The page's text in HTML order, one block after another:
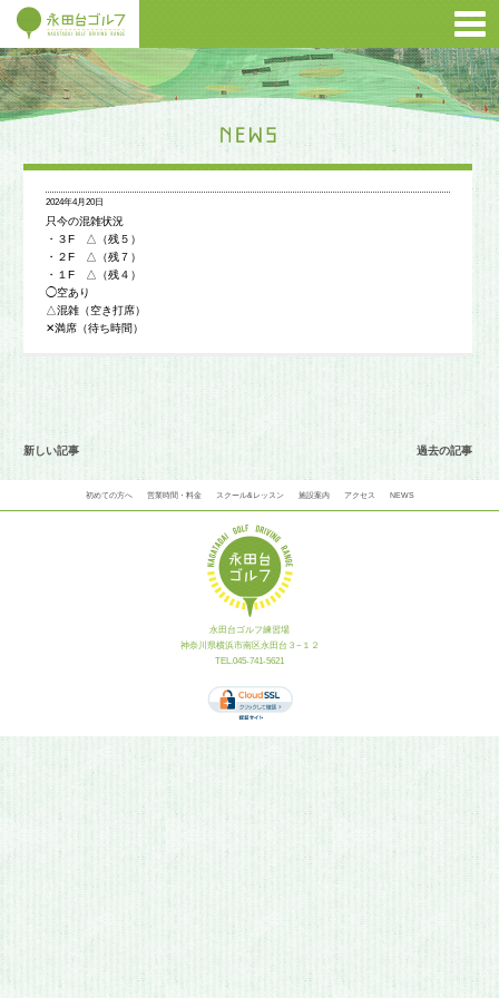
2024年4月20日
只今の混雑状況
・３F △（残５）
・２F △（残７）
・１F △（残４）
◯空あり
△混雑（空き打席）
✕満席（待ち時間）
新しい記事 過去の記事
初めての方へ 営業時間・料金 スクール&レッスン 施設案内 アクセス NEWS
永田台ゴルフ練習場
神奈川県横浜市南区永田台３−１２
TEL.045-741-5621